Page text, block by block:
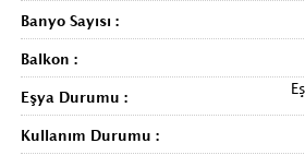
Banyo Sayısı :
Balkon :
Eşya Durumu :
Kullanım Durumu :